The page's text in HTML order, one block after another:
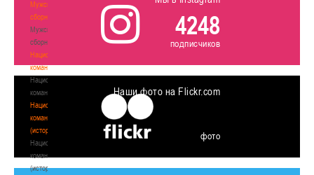
Мужские
сборные
Мужские
сборные
Национальная
команда
Национальная
команда
Национальная
команда
(история)
Национальная
команда
(история)
4248
подписчиков
Наши фото на Flickr.com
фото